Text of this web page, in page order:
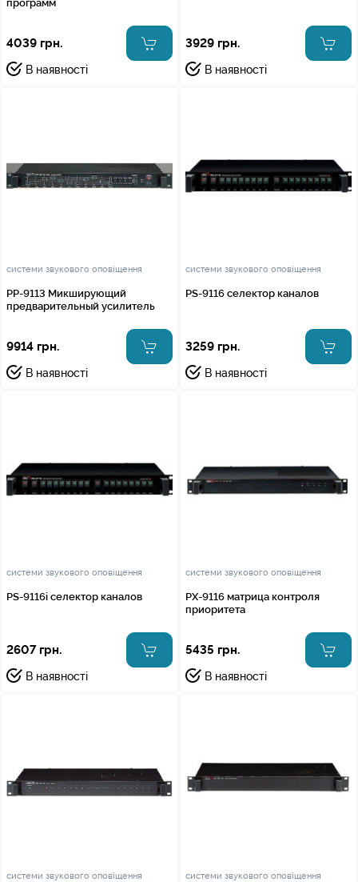
программ
4039 грн.
В наявності
3929 грн.
В наявності
системи звукового оповіщення
PP-9113 Микширующий
предварительный усилитель
9914 грн.
В наявності
системи звукового оповіщення
PS-9116 селектор каналов
3259 грн.
В наявності
системи звукового оповіщення
PS-9116i селектор каналов
2607 грн.
В наявності
системи звукового оповіщення
PX-9116 матрица контроля
приоритета
5435 грн.
В наявності
системи звукового оповіщення системи звукового оповіщення